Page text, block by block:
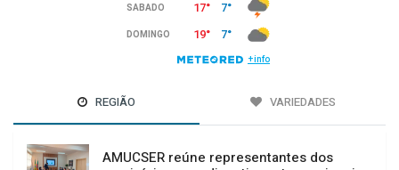
REGIÃO VARIEDADES
AMUCSER reúne representantes dos